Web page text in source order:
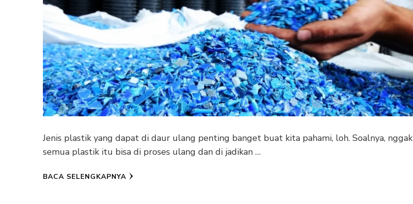
Jenis plastik yang dapat di daur ulang penting banget buat kita pahami, loh. Soalnya, nggak
semua plastik itu bisa di proses ulang dan di jadikan …
BACA SELENGKAPNYA